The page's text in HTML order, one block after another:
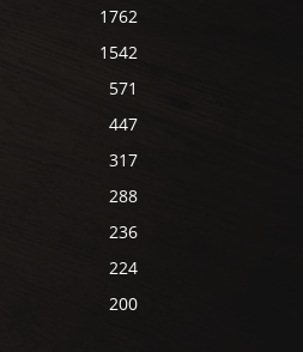
1762
1542
571
447
317
288
236
224
200